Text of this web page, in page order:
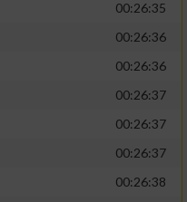
00:26:35
00:26:36
00:26:36
00:26:37
00:26:37
00:26:37
00:26:38